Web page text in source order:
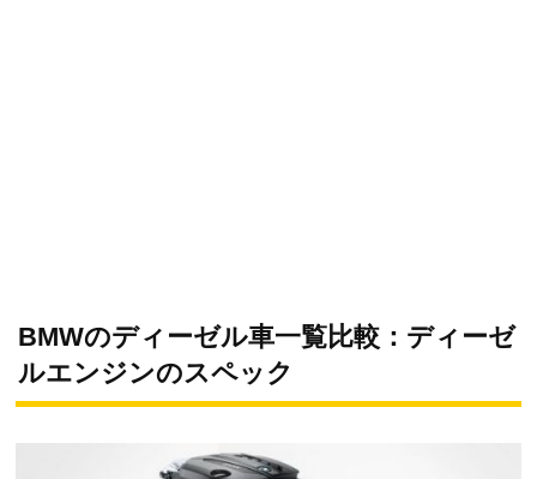
BMWのディーゼル車一覧比較：ディーゼ
ルエンジンのスペック